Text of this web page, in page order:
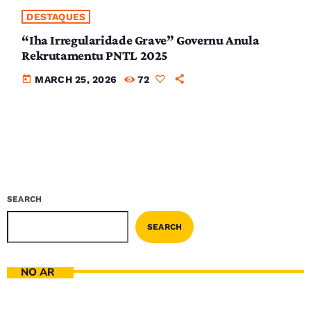
DESTAQUES
“Iha Irregularidade Grave” Governu Anula
Rekrutamentu PNTL 2025
today MARCH 25, 2026 72
SEARCH
SEARCH
NO AR